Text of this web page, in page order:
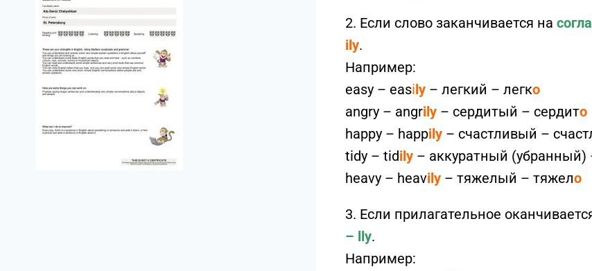
2. Если слово заканчивается на
ily.
Например:
easy – easily– легкий – легко
angry – angrily– сердитый – сердито
happy – happily– счастливый –
tidy – tidily– аккуратный (убранный)
heavy – heavily – тяжелый – тяжело
3. Если прилагательное
– lly.
Например: